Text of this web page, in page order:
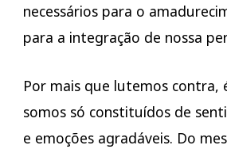
necessários para o
para a integração de nossa
Por mais que lutemos contra,
somos só constituídos de
e emoções agradáveis. Do